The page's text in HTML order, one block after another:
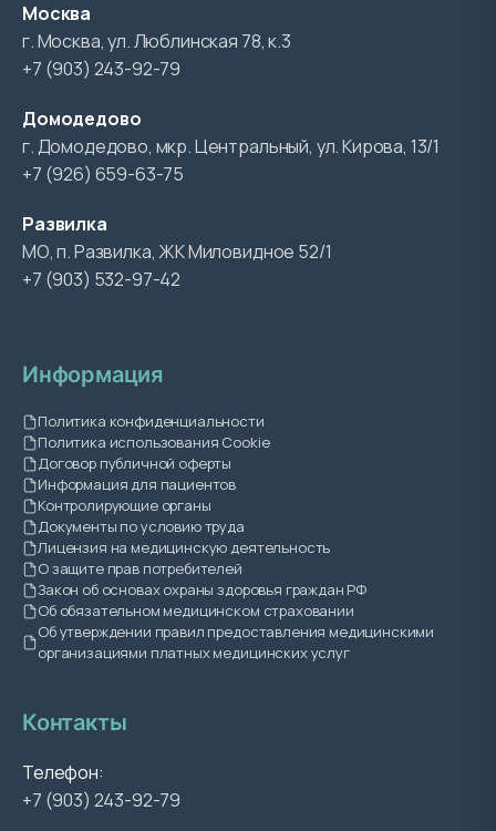
Москва
г. Москва, ул. Люблинская 78, к.3
+7 (903) 243-92-79
Домодедово
г. Домодедово, мкр. Центральный, ул. Кирова, 13/1
+7 (926) 659-63-75
Развилка
МО, п. Развилка, ЖК Миловидное 52/1
+7 (903) 532-97-42
Информация
Политика конфиденциальности
Политика использования Cookie
Договор публичной оферты
Информация для пациентов
Контролирующие органы
Документы по условию труда
Лицензия на медицинскую деятельность
О защите прав потребителей
Закон об основах охраны здоровья граждан РФ
Об обязательном медицинском страховании
Об утверждении правил предоставления медицинскими
организациями платных медицинских услуг
Контакты
Телефон:
+7 (903) 243-92-79